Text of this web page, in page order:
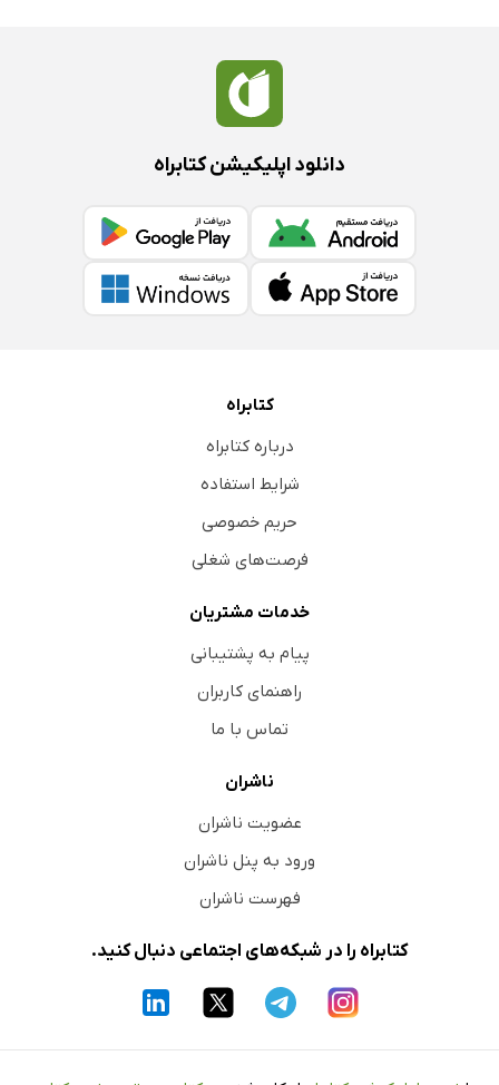
دانلود اپلیکیشن کتابراه
کتابراه
درباره کتابراه
شرایط استفاده
حریم خصوصی
فرصت‌های شغلی
خدمات مشتریان
پیام به پشتیبانی
راهنمای کاربران
تماس با ما
ناشران
عضویت ناشران
ورود به پنل ناشران
فهرست ناشران
کتابراه را در شبکه‌های اجتماعی دنبال کنید.